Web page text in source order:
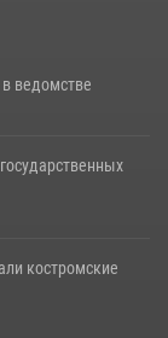
ведомстве
костромские